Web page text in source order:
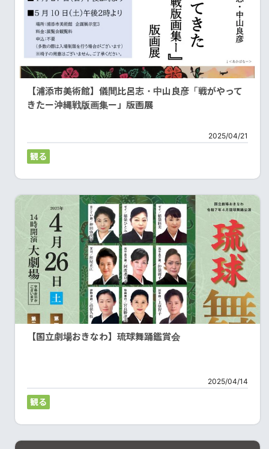
【浦添市美術館】儀間比呂志・中山良彦「戦がやって
きたー沖縄戦版画集ー」版画展
2025/04/21
観る
【国立劇場おきなわ】琉球舞踊鑑賞会
2025/04/14
観る